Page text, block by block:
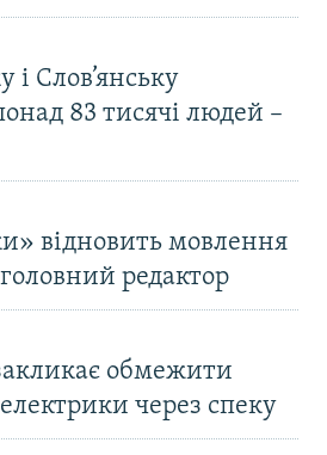
і Слов’янську
83 тисячі людей –
відновить мовлення
редактор
обмежити
через спеку